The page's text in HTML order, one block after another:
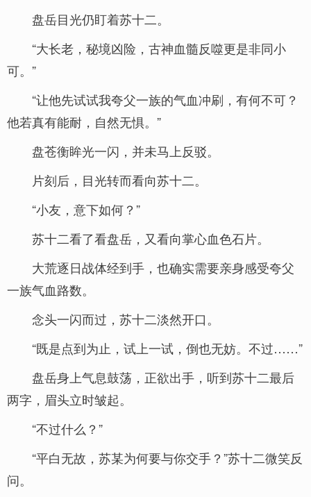
盘岳目光仍盯着苏十二。
“大长老，秘境凶险，古神血髓反噬更是非同小
可。”
“让他先试试我夸父一族的气血冲刷，有何不可？
他若真有能耐，自然无惧。”
盘苍衡眸光一闪，并未马上反驳。
片刻后，目光转而看向苏十二。
“小友，意下如何？”
苏十二看了看盘岳，又看向掌心血色石片。
大荒逐日战体经到手，也确实需要亲身感受夸父
一族气血路数。
念头一闪而过，苏十二淡然开口。
“既是点到为止，试上一试，倒也无妨。不过……”
盘岳身上气息鼓荡，正欲出手，听到苏十二最后
两字，眉头立时皱起。
“不过什么？”
“平白无故，苏某为何要与你交手？”苏十二微笑反
问。